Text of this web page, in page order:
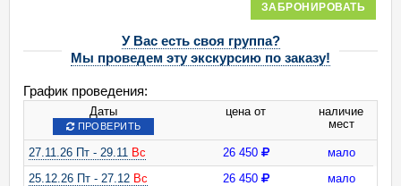
ЗАБРОНИРОВАТЬ
У Вас есть своя группа?
Мы проведем эту экскурсию по заказу!
График проведения:
Даты
ПРОВЕРИТЬ
цена от
наличие
мест
27.11.26 Пт - 29.11 Вс 26 450
мало
25.12.26 Пт - 27.12 Вс 26 450 мало